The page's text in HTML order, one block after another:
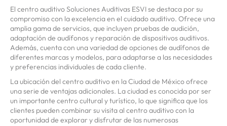
El centro auditivo Soluciones Auditivas ESVI se destaca por su
compromiso con la excelencia en el cuidado auditivo. Ofrece una
amplia gama de servicios, que incluyen pruebas de audición,
adaptación de audífonos y reparación de dispositivos auditivos.
Además, cuenta con una variedad de opciones de audífonos de
diferentes marcas y modelos, para adaptarse a las necesidades
y preferencias individuales de cada cliente.
La ubicación del centro auditivo en la Ciudad de México ofrece
una serie de ventajas adicionales. La ciudad es conocida por ser
un importante centro cultural y turístico, lo que significa que los
clientes pueden combinar su visita al centro auditivo con la
oportunidad de explorar y disfrutar de las numerosas